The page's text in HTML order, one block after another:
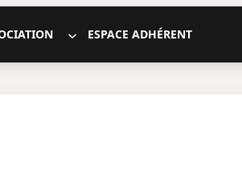
ESPACE ADHÉRENT